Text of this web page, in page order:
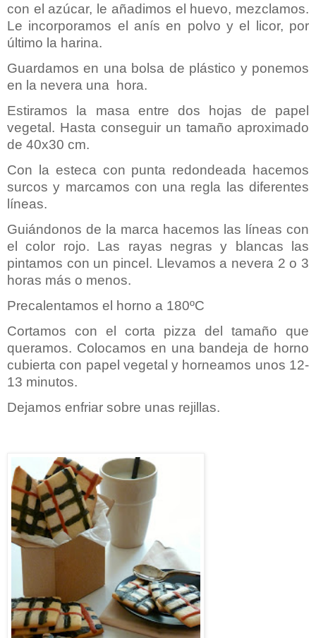
con el azúcar, le añadimos el huevo, mezclamos.
Le incorporamos el anís en polvo y el licor, por
último la harina.
Guardamos en una bolsa de plástico y ponemos
en la nevera una hora.
Estiramos la masa entre dos hojas de papel
vegetal. Hasta conseguir un tamaño aproximado
de 40x30 cm.
Con la esteca con punta redondeada hacemos
surcos y marcamos con una regla las diferentes
líneas.
Guiándonos de la marca hacemos las líneas con
el color rojo. Las rayas negras y blancas las
pintamos con un pincel. Llevamos a nevera 2 o 3
horas más o menos.
Precalentamos el horno a 180ºC
Cortamos con el corta pizza del tamaño que
queramos. Colocamos en una bandeja de horno
cubierta con papel vegetal y horneamos unos 12-
13 minutos.
Dejamos enfriar sobre unas rejillas.